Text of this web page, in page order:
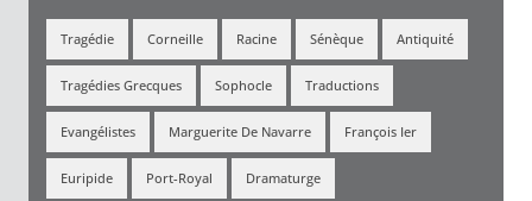
Tragédie Corneille Racine Sénèque Antiquité
Tragédies Grecques Sophocle Traductions
Evangélistes Marguerite De Navarre François Ier
Euripide Port-Royal Dramaturge